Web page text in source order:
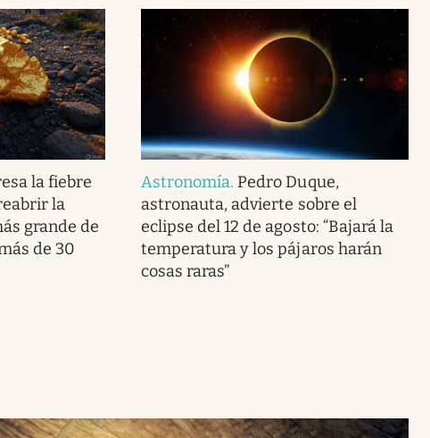
la fiebre
la
grande de
de 30
Astronomía. Pedro Duque,
astronauta, advierte sobre el
eclipse del 12 de agosto: “Bajará la
temperatura y los pájaros harán
cosas raras”